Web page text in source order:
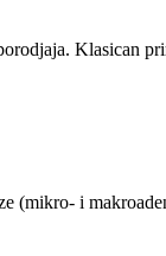
Klasican
(mikro- i